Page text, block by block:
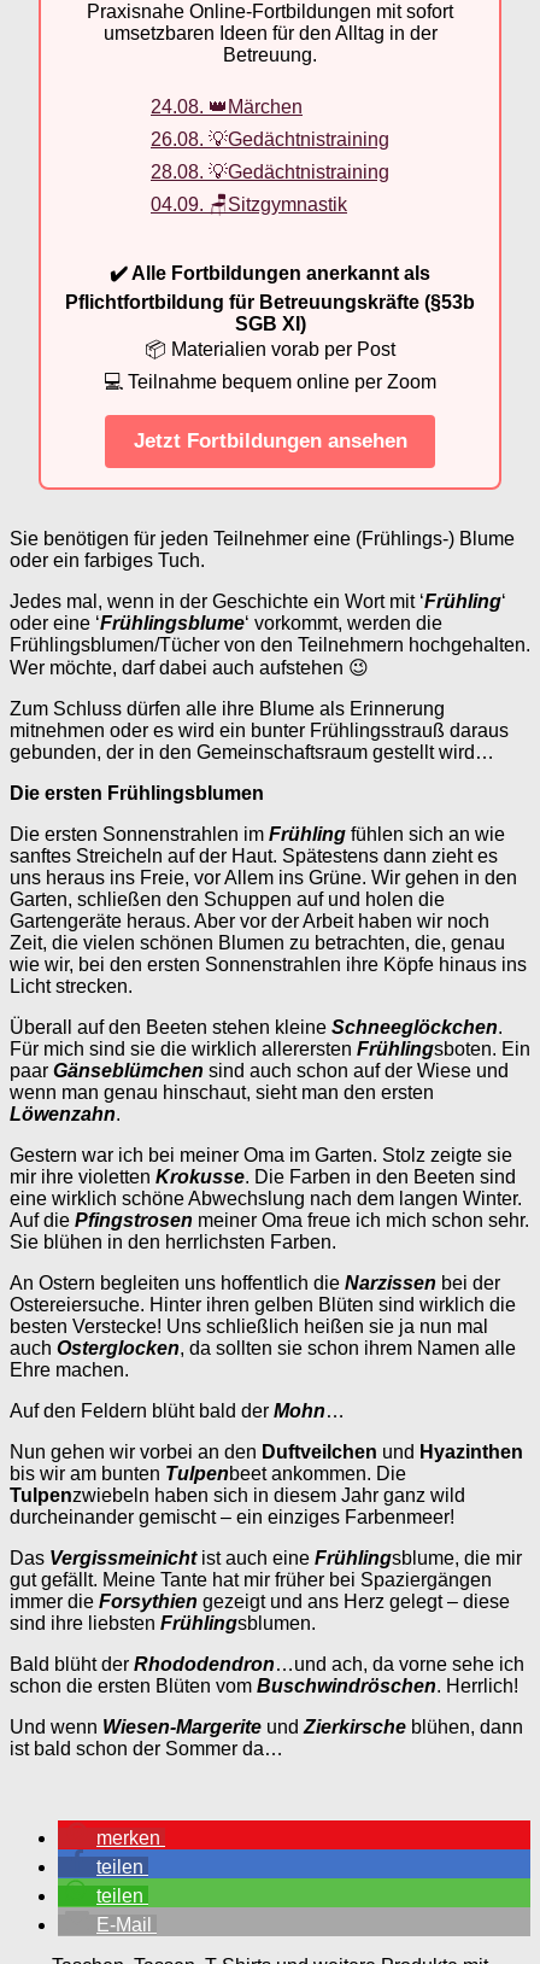
Praxisnahe Online-Fortbildungen mit sofort
umsetzbaren Ideen für den Alltag in der
Betreuung.
24.08. 👑Märchen
26.08. 💡Gedächtnistraining
28.08. 💡Gedächtnistraining
04.09. 🪑Sitzgymnastik
✔️ Alle Fortbildungen anerkannt als
Pflichtfortbildung für Betreuungskräfte (§53b
SGB XI)
📦 Materialien vorab per Post
💻 Teilnahme bequem online per Zoom
Jetzt Fortbildungen ansehen
Sie benötigen für jeden Teilnehmer eine (Frühlings-) Blume
oder ein farbiges Tuch.
Jedes mal, wenn in der Geschichte ein Wort mit ‘Frühling‘
oder eine ‘Frühlingsblume‘ vorkommt, werden die
Frühlingsblumen/Tücher von den Teilnehmern hochgehalten.
Wer möchte, darf dabei auch aufstehen 😉
Zum Schluss dürfen alle ihre Blume als Erinnerung
mitnehmen oder es wird ein bunter Frühlingsstrauß daraus
gebunden, der in den Gemeinschaftsraum gestellt wird…
Die ersten Frühlingsblumen
Die ersten Sonnenstrahlen im Frühling fühlen sich an wie
sanftes Streicheln auf der Haut. Spätestens dann zieht es
uns heraus ins Freie, vor Allem ins Grüne. Wir gehen in den
Garten, schließen den Schuppen auf und holen die
Gartengeräte heraus. Aber vor der Arbeit haben wir noch
Zeit, die vielen schönen Blumen zu betrachten, die, genau
wie wir, bei den ersten Sonnenstrahlen ihre Köpfe hinaus ins
Licht strecken.
Überall auf den Beeten stehen kleine Schneeglöckchen.
Für mich sind sie die wirklich allerersten Frühlingsboten. Ein
paar Gänseblümchen sind auch schon auf der Wiese und
wenn man genau hinschaut, sieht man den ersten
Löwenzahn.
Gestern war ich bei meiner Oma im Garten. Stolz zeigte sie
mir ihre violetten Krokusse. Die Farben in den Beeten sind
eine wirklich schöne Abwechslung nach dem langen Winter.
Auf die Pfingstrosen meiner Oma freue ich mich schon sehr.
Sie blühen in den herrlichsten Farben.
An Ostern begleiten uns hoffentlich die Narzissen bei der
Ostereiersuche. Hinter ihren gelben Blüten sind wirklich die
besten Verstecke! Uns schließlich heißen sie ja nun mal
auch Osterglocken, da sollten sie schon ihrem Namen alle
Ehre machen.
Auf den Feldern blüht bald der Mohn…
Nun gehen wir vorbei an den Duftveilchen und Hyazinthen
bis wir am bunten Tulpenbeet ankommen. Die
Tulpenzwiebeln haben sich in diesem Jahr ganz wild
durcheinander gemischt – ein einziges Farbenmeer!
Das Vergissmeinicht ist auch eine Frühlingsblume, die mir
gut gefällt. Meine Tante hat mir früher bei Spaziergängen
immer die Forsythien gezeigt und ans Herz gelegt – diese
sind ihre liebsten Frühlingsblumen.
Bald blüht der Rhododendron…und ach, da vorne sehe ich
schon die ersten Blüten vom Buschwindröschen. Herrlich!
Und wenn Wiesen-Margerite und Zierkirsche blühen, dann
ist bald schon der Sommer da…
merken
teilen
teilen
E-Mail